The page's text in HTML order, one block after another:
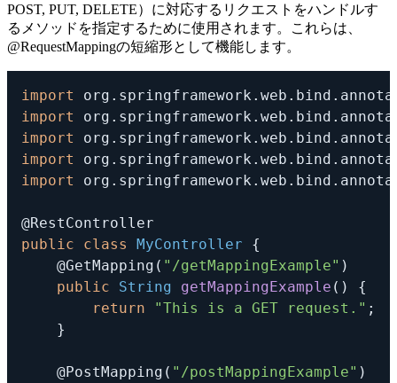
POST, PUT, DELETE）に対応するリクエストをハンドルす
るメソッドを指定するために使用されます。これらは、
@RequestMappingの短縮形として機能します。
import org . springframework . web . bind .
import
org . springframework . web . bind .
import
org . springframework . web . bind .
import
org . springframework . web . bind .
import
org . springframework . web . bind .
@RestController
public
class MyController
{
@GetMapping ( "/getMappingExample" )
public
String getMappingExample ( )
{
return
"This is a GET request." ;
}
@PostMapping ( "/postMappingExample" )